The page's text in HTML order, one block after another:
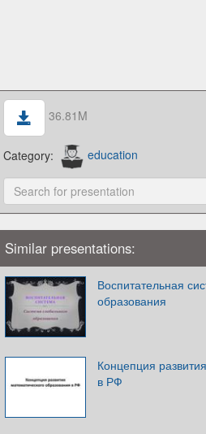
36.81M
Category: education
Similar presentations:
Воспитательная
образования
Концепция
в РФ